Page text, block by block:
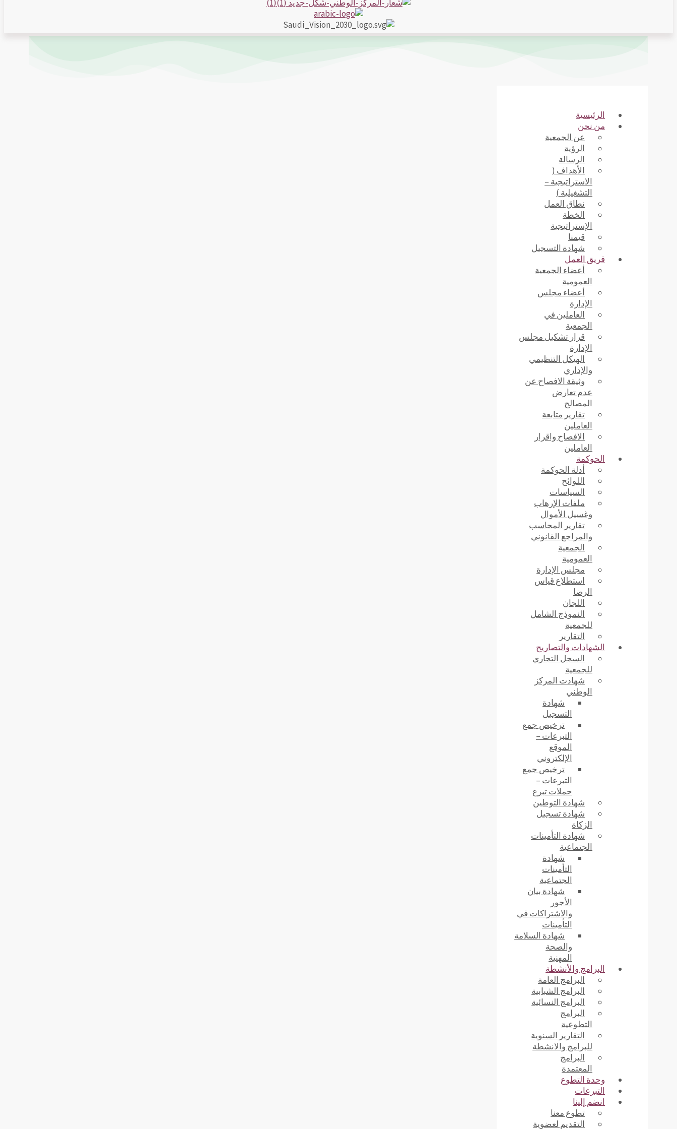
الرئيسية
من نحن
عن الجمعية
الرؤية
الرسالة
الأهداف (
الاستراتيجية –
التشغيلية )
نطاق العمل
الخطة
الإستراتيجية
قيمنا
شهادة التسجيل
فريق العمل
أعضاء الجمعية
العمومية
أعضاء مجلس
الإدارة
العاملين في
الجمعية
قرار تشكيل مجلس
الإدارة
الهيكل التنظيمي
والإداري
وثيقة الافصاح عن
عدم تعارض
المصالح
تقارير متابعة
العاملين
الافصاح واقرار
العاملين
الحوكمة
أدلة الحوكمة
اللوائح
السياسات
ملفات الإرهاب
وغسيل الأموال
تقارير المحاسب
والمراجع القانوني
الجمعية
العمومية
مجلس الإدارة
استطلاع قياس
الرضا
اللجان
النموذج الشامل
للجمعية
التقارير
الشهادات والتصاريح
السجل التجاري
للجمعية
شهادت المركز
الوطني
شهادة
التسجيل
ترخيص جمع
التبرعات –
الموقع
الإلكتروني
ترخيص جمع
التبرعات –
حملات تبرع
شهادة التوطين
شهادة تسجيل
الزكاة
شهادة التأمينات
الجتماعية
شهادة
التأمينات
الجتماعية
شهادة بيان
الأجور
والاشتراكات في
التأمينات
شهادة السلامة
والصحة
المهنية
البرامج والأنشطة
البرامج العامة
البرامج الشبابية
البرامج النسائية
البرامج
التطوعية
التقارير السنوية
للبرامج والانشطة
البرامج
المعتمدة
وحدة التطوع
التبرعات
انضم إلينا
تطوع معنا
التقديم لعضوية